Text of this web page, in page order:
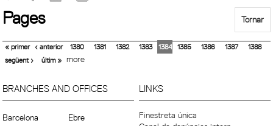
Tornar
Pages
« primer ‹ anterior 1380 1381 1382 1383 1384 1385 1386 1387
1388
següent ›
últim » more
BRANCHES AND OFFICES
Barcelona
Ebre
LINKS
Finestreta única